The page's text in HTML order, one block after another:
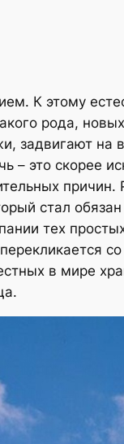
К этому
рода,
задвигают
это скорее
стал
тех
в мире